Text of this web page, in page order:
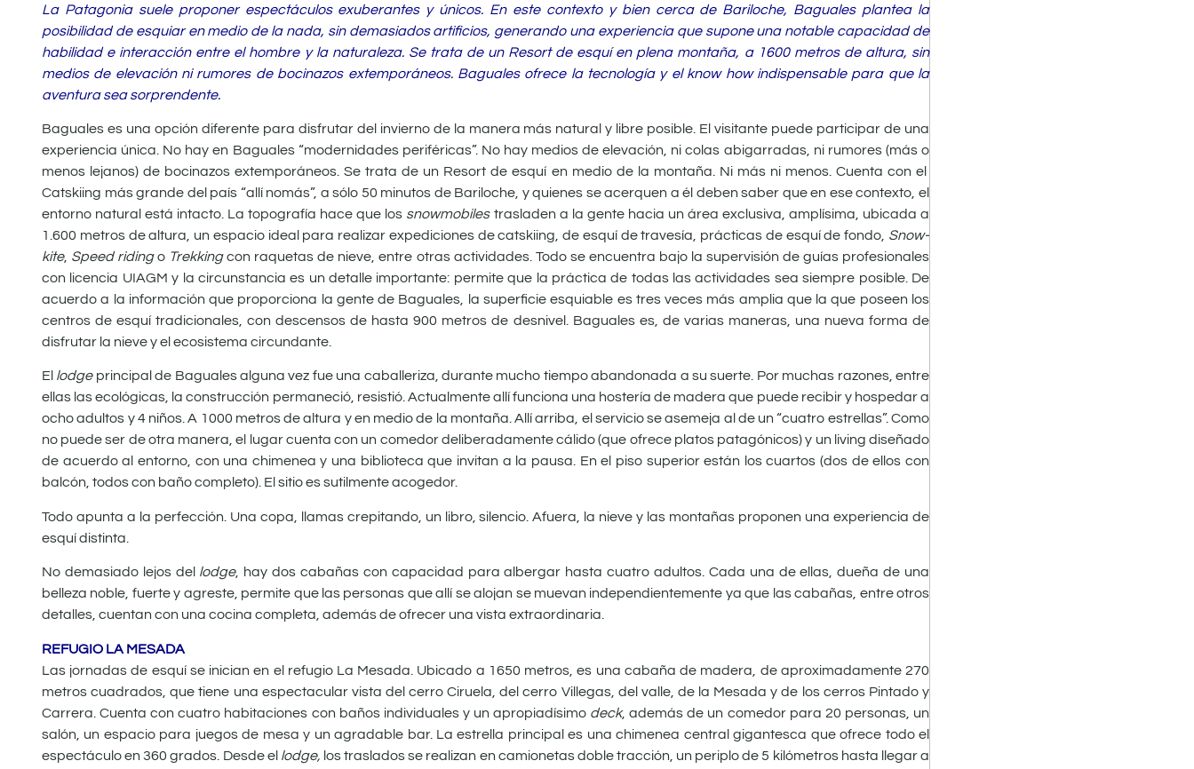
La Patagonia suele proponer espectáculos exuberantes y únicos. En este contexto y bien cerca de Bariloche, Baguales plantea la
posibilidad de esquiar en medio de la nada, sin demasiados artificios, generando una experiencia que supone una notable capacidad de
habilidad e interacción entre el hombre y la naturaleza. Se trata de un Resort de esquí en plena montaña, a 1600 metros de altura, sin
medios de elevación ni rumores de bocinazos extemporáneos. Baguales ofrece la tecnología y el know how indispensable para que la
aventura sea sorprendente.
Baguales es una opción diferente para disfrutar del invierno de la manera más natural y libre posible. El visitante puede participar de una
experiencia única. No hay en Baguales “modernidades periféricas”. No hay medios de elevación, ni colas abigarradas, ni rumores (más o
menos lejanos) de bocinazos extemporáneos. Se trata de un Resort de esquí en medio de la montaña. Ni más ni menos. Cuenta con el
Catskiing más grande del país “allí nomás”, a sólo 50 minutos de Bariloche, y quienes se acerquen a él deben saber que en ese contexto, el
entorno natural está intacto. La topografía hace que los snowmobilestrasladen a la gente hacia un área exclusiva, amplísima, ubicada a
1.600 metros de altura, un espacio ideal para realizar expediciones de catskiing, de esquí de travesía, prácticas de esquí de fondo, Snow-
kite, Speed ridingo Trekkingcon raquetas de nieve, entre otras actividades. Todo se encuentra bajo la supervisión de guías profesionales
con licencia UIAGM y la circunstancia es un detalle importante: permite que la práctica de todas las actividades sea siempre posible. De
acuerdo a la información que proporciona la gente de Baguales, la superficie esquiable es tres veces más amplia que la que poseen los
centros de esquí tradicionales, con descensos de hasta 900 metros de desnivel. Baguales es, de varias maneras, una nueva forma de
disfrutar la nieve y el ecosistema circundante.
El lodgeprincipal de Baguales alguna vez fue una caballeriza, durante mucho tiempo abandonada a su suerte. Por muchas razones, entre
ellas las ecológicas, la construcción permaneció, resistió. Actualmente allí funciona una hostería de madera que puede recibir y hospedar a
ocho adultos y 4 niños. A 1000 metros de altura y en medio de la montaña. Allí arriba, el servicio se asemeja al de un “cuatro estrellas”. Como
no puede ser de otra manera, el lugar cuenta con un comedor deliberadamente cálido (que ofrece platos patagónicos) y un living diseñado
de acuerdo al entorno, con una chimenea y una biblioteca que invitan a la pausa. En el piso superior están los cuartos (dos de ellos con
balcón, todos con baño completo). El sitio es sutilmente acogedor.
Todo apunta a la perfección. Una copa, llamas crepitando, un libro, silencio. Afuera, la nieve y las montañas proponen una experiencia de
esquí distinta.
No demasiado lejos del lodge, hay dos cabañas con capacidad para albergar hasta cuatro adultos. Cada una de ellas, dueña de una
belleza noble, fuerte y agreste, permite que las personas que allí se alojan se muevan independientemente ya que las cabañas, entre otros
detalles, cuentan con una cocina completa, además de ofrecer una vista extraordinaria.
REFUGIO LA MESADA
Las jornadas de esquí se inician en el refugio La Mesada. Ubicado a 1650 metros, es una cabaña de madera, de aproximadamente 270
metros cuadrados, que tiene una espectacular vista del cerro Ciruela, del cerro Villegas, del valle, de la Mesada y de los cerros Pintado y
Carrera. Cuenta con cuatro habitaciones con baños individuales y un apropiadísimo deck, además de un comedor para 20 personas, un
salón, un espacio para juegos de mesa y un agradable bar. La estrella principal es una chimenea central gigantesca que ofrece todo el
espectáculo en 360 grados. Desde el lodge, los traslados se realizan en camionetas doble tracción, un periplo de 5 kilómetros hasta llegar a